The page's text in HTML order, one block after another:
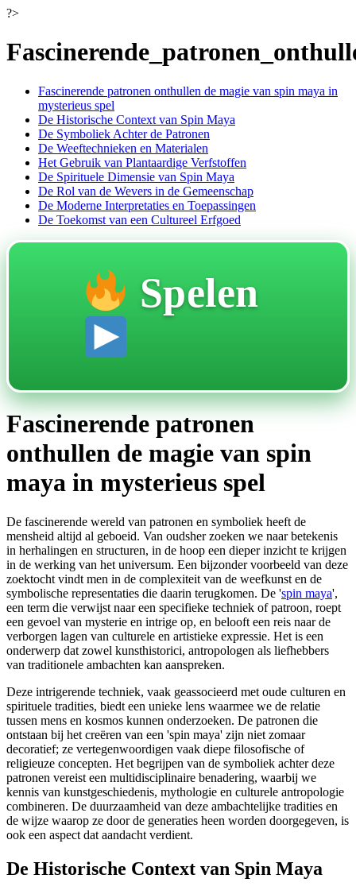
Ir
contenido
?>
Fascinerende patronen onthullen de magie van spin maya in
mysterieus spel
De Historische Context van Spin Maya
De Symboliek Achter de Patronen
De Weeftechnieken en Materialen
Het Gebruik van Plantaardige Verfstoffen
De Spirituele Dimensie van Spin Maya
De Rol van de Wevers in de Gemeenschap
De Moderne Interpretaties en Toepassingen
De Toekomst van een Cultureel Erfgoed
Spelen
Fascinerende patronen
onthullen de magie van spin
maya in mysterieus spel
De fascinerende wereld van patronen en symboliek heeft de
mensheid altijd al geboeid. Van oudsher zoeken we naar betekenis
in herhalingen en structuren, in de hoop een dieper inzicht te krijgen
in de werking van het universum. Een bijzonder voorbeeld van deze
zoektocht vindt men in de complexiteit van de weefkunst en de
symbolische representaties die daarin terugkomen. De 'spin maya',
een term die verwijst naar een specifieke techniek of patroon, roept
een gevoel van mysterie en intrige op, en belooft een reis naar de
verborgen lagen van culturele en artistieke expressie. Het is een
onderwerp dat zowel kunsthistorici, antropologen als liefhebbers
van traditionele ambachten kan aanspreken.
Deze intrigerende techniek, vaak geassocieerd met oude culturen en
spirituele tradities, biedt een unieke lens waarmee we de relatie
tussen mens en kosmos kunnen onderzoeken. De patronen die
ontstaan bij het creëren van een 'spin maya' zijn niet zomaar
decoratief; ze vertegenwoordigen vaak diepe filosofische of
religieuze concepten. Het begrijpen van de symboliek achter deze
patronen vereist een multidisciplinaire benadering, waarbij we
kennis van kunstgeschiedenis, mythologie en culturele antropologie
combineren. De duurzaamheid van deze ambachtelijke tradities en
de wijze waarop ze door de generaties heen worden doorgegeven, is
ook een aspect dat aandacht verdient.
De Historische Context van Spin Maya